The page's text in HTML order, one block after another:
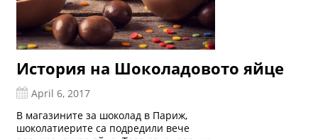
История на Шоколадовото яйце
April 6, 2017
В магазините за шоколад в Париж,
шоколатиерите са подредили вече